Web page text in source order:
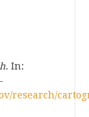
. In:
research/